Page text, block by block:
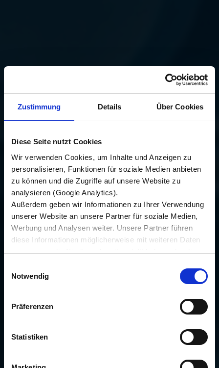
Zustimmung Details Über Cookies
Diese Seite nutzt Cookies
Wir verwenden Cookies, um Inhalte und Anzeigen zu
personalisieren, Funktionen für soziale Medien anbieten
zu können und die Zugriffe auf unsere Website zu
analysieren (Google Analytics).
Außerdem geben wir Informationen zu Ihrer Verwendung
unserer Website an unsere Partner für soziale Medien,
Werbung und Analysen weiter. Unsere Partner führen
diese Informationen möglicherweise mit weiteren Daten
zusammen, die Sie ihnen bereitgestellt haben oder die
haben.
Wir setzen im Rahmen des Trackings auch Dienstleister
in Drittländern außerhalb der EU mit abweichenden
Datenschutzbestimmungen ein, wodurch das Risiko von
übermittelter Daten bestehen kann.
Notwendig
Präferenzen
Statistiken